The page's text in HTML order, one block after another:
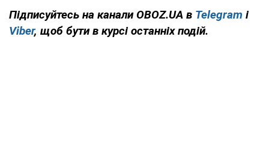
Підписуйтесь на канали OBOZ.UA в Telegram і
Viber, щоб бути в курсі останніх подій.